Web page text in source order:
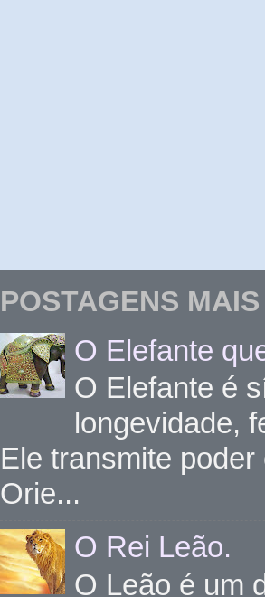
POSTAGENS
O Elefante
O Elefante é
longevidade,
Ele transmite
Orie...
O Rei Leão.
O Leão é um